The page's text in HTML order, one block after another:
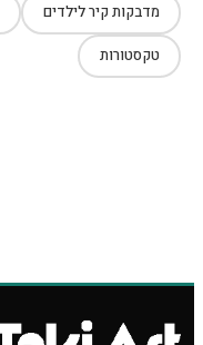
מדבקות קיר לילדים
טקסטורות